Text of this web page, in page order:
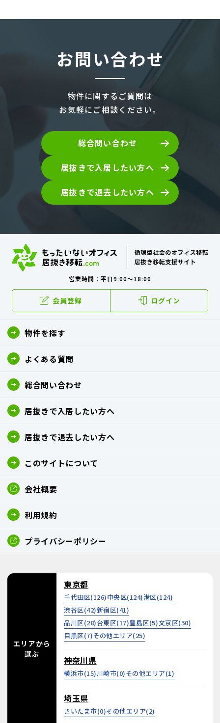
お問い合わせ
物件に関するご質問は
お気軽にご相談ください。
総合問い合わせ
居抜きで入居したい方へ
居抜きで退去したい方へ
営業時間：平日9:00～18:00
会員登録 ログイン
物件を探す
よくある質問
総合問い合わせ
居抜きで入居したい方へ
居抜きで退去したい方へ
このサイトについて
会社概要
利用規約
プライバシーポリシー
エリアから
選ぶ
東京都
千代田区(126)中央区(124)港区(124)
渋谷区(42)新宿区(41)
品川区(28)台東区(17)豊島区(5)文京区(30)
目黒区(7)その他エリア(25)
神奈川県
横浜市(15)川崎市(0)その他エリア(1)
埼玉県
さいたま市(0)その他エリア(2)